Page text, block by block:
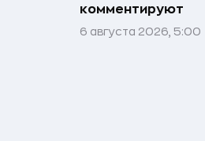
комментируют
6 августа 2026, 5:00